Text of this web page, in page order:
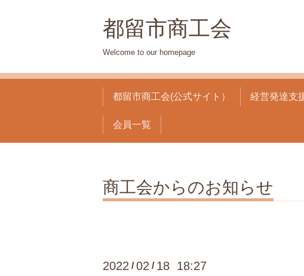
都留市商工会
Welcome to our homepage
都留市商工会(公式サイト） 経営発達支
会員一覧
商工会からのお知らせ
2022 /02 / 18 18:27